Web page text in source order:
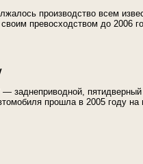
производство всем
превосходством до 2006
— заднеприводной,
прошла в 2005 году